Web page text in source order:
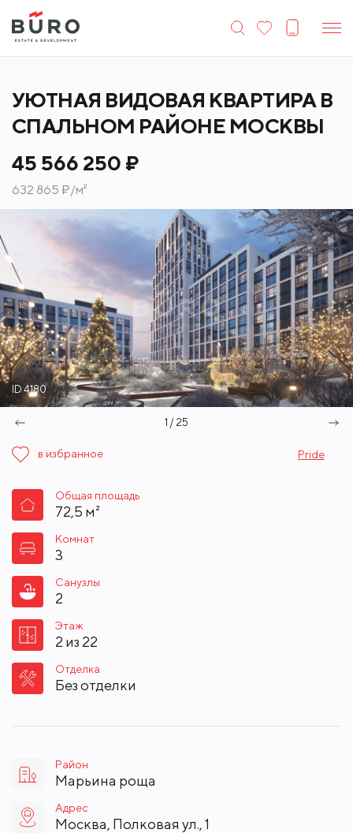
УЮТНАЯ ВИДОВАЯ КВАРТИРА В
СПАЛЬНОМ РАЙОНЕ МОСКВЫ
45 566 250 ₽
632 865 ₽/м²
1 / 25
ID 4180
в избранное Pride
Общая площадь
72,5 м²
Комнат
3
Санузлы
2
Этаж
2 из 22
Отделка
Без отделки
Район
Марьина роща
Адрес
Москва, Полковая ул., 1